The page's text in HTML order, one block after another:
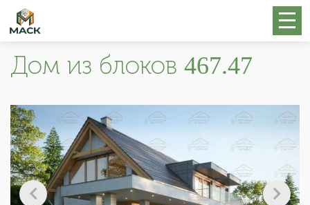
Дом из блоков 467.47